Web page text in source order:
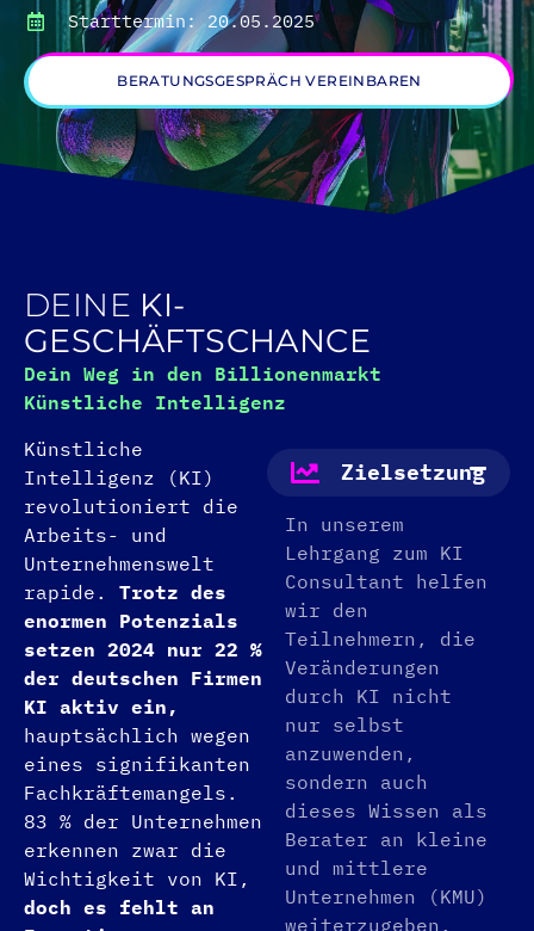
Starttermin: 20.05.2025
BERATUNGSGESPRÄCH VEREINBAREN
DEINE KI-
GESCHÄFTSCHANCE
Dein Weg in den Billionenmarkt
Künstliche Intelligenz
Künstliche
Intelligenz (KI)
revolutioniert die
Arbeits- und
Unternehmenswelt
rapide. Trotz des
enormen Potenzials
setzen 2024 nur 22 %
der deutschen Firmen
KI aktiv ein,
hauptsächlich wegen
eines signifikanten
Fachkräftemangels.
83 % der Unternehmen
erkennen zwar die
Wichtigkeit von KI,
doch es fehlt an
Zielsetzung
In unserem
Lehrgang zum KI
Consultant helfen
wir den
Teilnehmern, die
Veränderungen
durch KI nicht
nur selbst
anzuwenden,
sondern auch
dieses Wissen als
Berater an kleine
und mittlere
Unternehmen (KMU)
weiterzugeben.